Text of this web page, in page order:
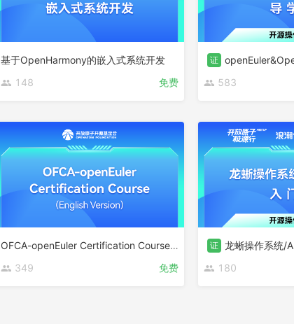
基于OpenHarmony的嵌入式系统开发
148
免费
证
583
OFCA-openEuler Certification Course(English Version)
349
免费
证 龙蜥操作系统/
180